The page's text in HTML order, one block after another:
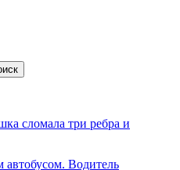
сломала три ребра и
Водитель